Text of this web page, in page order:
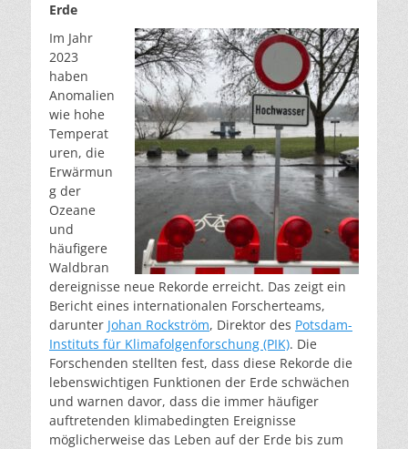
Erde
Im Jahr
2023
haben
Anomalien
wie hohe
Temperat
uren, die
Erwärmun
g der
Ozeane
und
häufigere
Waldbran
dereignisse neue Rekorde erreicht. Das zeigt ein
Bericht eines internationalen Forscherteams,
darunter Johan Rockström, Direktor des Potsdam-
Instituts für Klimafolgenforschung (PIK). Die
Forschenden stellten fest, dass diese Rekorde die
lebenswichtigen Funktionen der Erde schwächen
und warnen davor, dass die immer häufiger
auftretenden klimabedingten Ereignisse
möglicherweise das Leben auf der Erde bis zum